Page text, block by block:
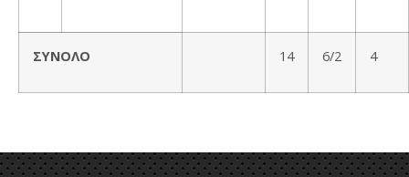
ΣΥΝΟΛΟ 14 6/2 4